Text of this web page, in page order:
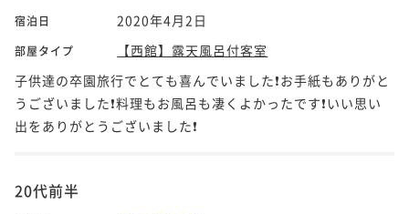
宿泊日 2020年4月2日
部屋タイプ
【西館】露天風呂付客室
子供達の卒園旅行でとても喜んでいました❗お手紙もありがと
うございました❗料理もお風呂も凄くよかったです❗いい思い
出をありがとうございました❗
20代前半